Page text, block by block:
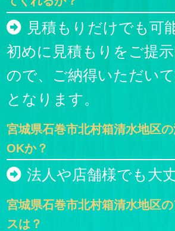
見積もりだけでも可
初めに見積もりをご提
ので、ご納得いただい
となります。
宮城県石巻市北村箱清水地区
OKか？
法人や店舗様でも大
宮城県石巻市北村箱清水地区
スは？